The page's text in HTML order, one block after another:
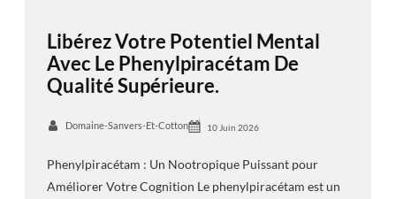
Libérez Votre Potentiel Mental
Avec Le Phenylpiracétam De
Qualité Supérieure.
Domaine-Sanvers-Et-Cotton 10 Juin 2026
Phenylpiracétam : Un Nootropique Puissant pour
Améliorer Votre Cognition Le phenylpiracétam est un